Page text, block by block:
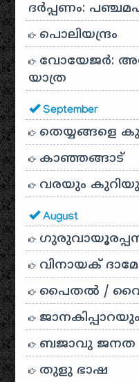
ദർപ്പണം:
പൊലിയന്ദ്രം
വോയേജർ:
യാത്ര
September
തെയ്യങ്ങളെ
കാഞ്ഞങ്ങാട്
വരയും
August
വിനായക്
പൈതൽ /
ബജാവു ജനത
തുളു ഭാഷ